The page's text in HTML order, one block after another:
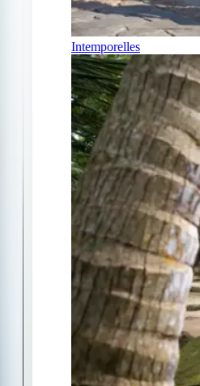
Intemporelles